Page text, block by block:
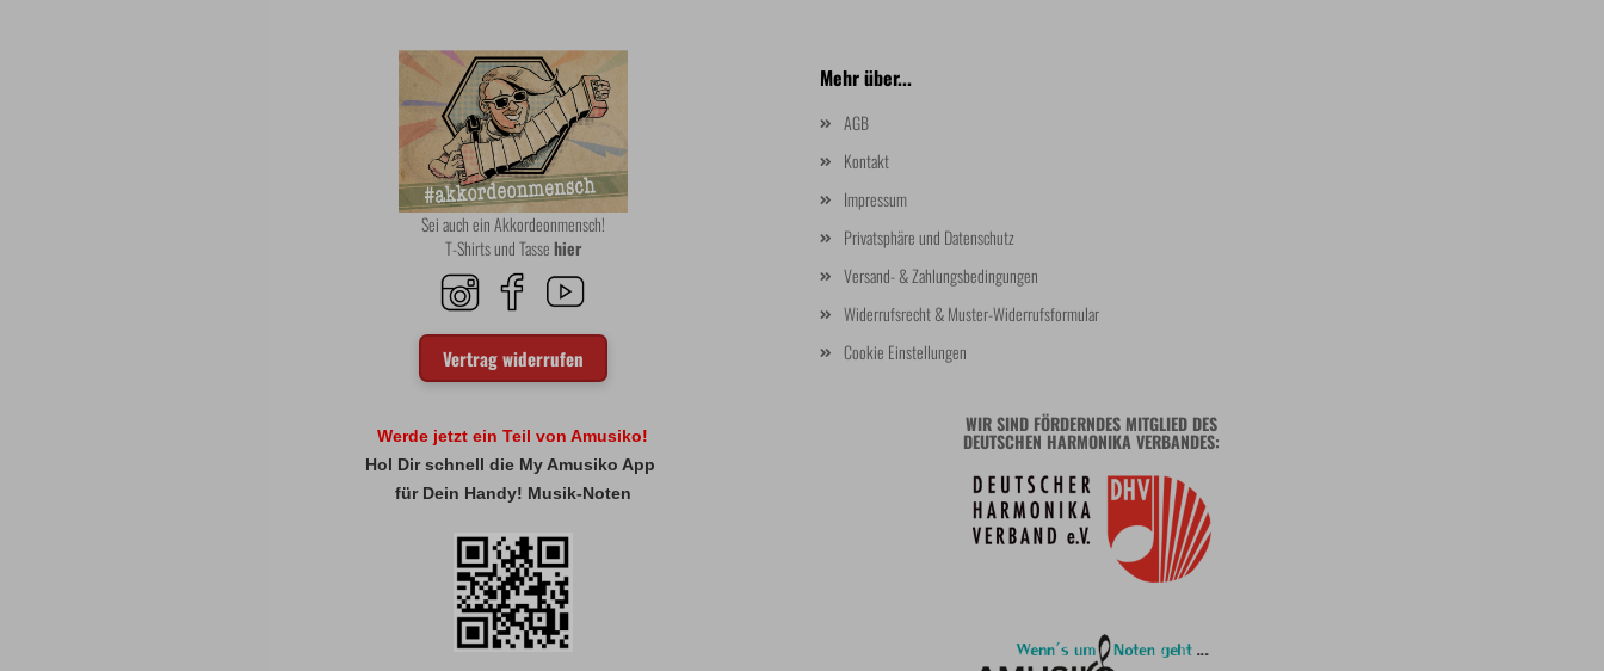
Sei auch ein Akkordeonmensch!
T-Shirts und Tassehier
Vertrag widerrufen
Mehr über...
AGB
Kontakt
Impressum
Privatsphäre und Datenschutz
Versand- & Zahlungsbedingungen
Widerrufsrecht & Muster-Widerrufsformular
Cookie Einstellungen
Werde jetzt ein Teil von Amusiko!
Hol Dir schnell die My Amusiko App
für Dein Handy! Musik-Noten
WIR SIND FÖRDERNDES MITGLIED DES
DEUTSCHEN HARMONIKA VERBANDES: